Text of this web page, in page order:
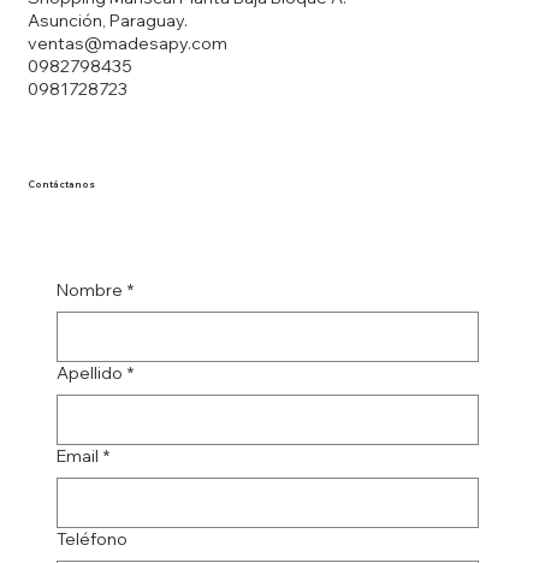
Asunción, Paraguay.
ventas@madesapy.com
0982798435
0981728723
Contáctanos
Nombre *
Apellido *
Email *
Teléfono